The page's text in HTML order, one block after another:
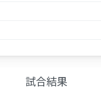
試合結果